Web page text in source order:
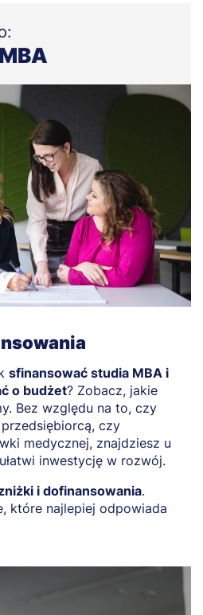
sfinansować studia MBA i
o budżet? Zobacz, jakie
Bez względu na to, czy
czy
medycznej, znajdziesz u
inwestycję w rozwój.
i dofinansowania.
które najlepiej odpowiada